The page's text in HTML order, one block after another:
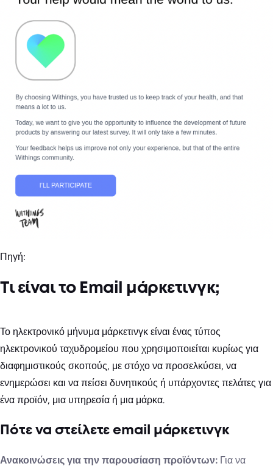
Πηγή:
Τι είναι το Email μάρκετινγκ;
Το ηλεκτρονικό μήνυμα μάρκετινγκ είναι ένας τύπος
ηλεκτρονικού ταχυδρομείου που χρησιμοποιείται κυρίως για
διαφημιστικούς σκοπούς, με στόχο να προσελκύσει, να
ενημερώσει και να πείσει δυνητικούς ή υπάρχοντες πελάτες για
ένα προϊόν, μια υπηρεσία ή μια μάρκα.
Πότε να στείλετε email μάρκετινγκ
Ανακοινώσεις για την παρουσίαση προϊόντων: Για να